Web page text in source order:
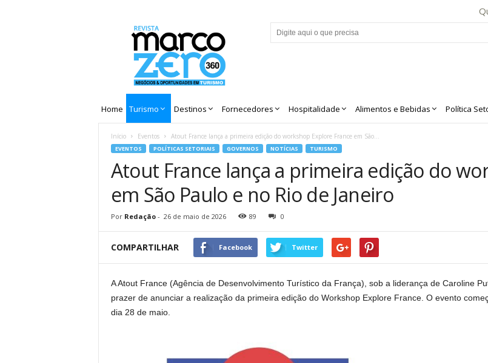
Home Turismo Destinos Fornecedores Hospitalidade Alimentos e Bebidas Política
Início Eventos Atout France lança a primeira edição do workshop Explore France em São...
EVENTOS POLÍTICAS SETORIAIS GOVERNOS NOTÍCIAS TURISMO
Atout France lança a primeira edição do
em São Paulo e no Rio de Janeiro
Por Redação- 26 de maio de 2026 89 0
COMPARTILHAR Facebook Twitter
A Atout France (Agência de Desenvolvimento Turístico da França), sob a liderança de Caroline
prazer de anunciar a realização da primeira edição do Workshop Explore France. O evento
dia 28 de maio.